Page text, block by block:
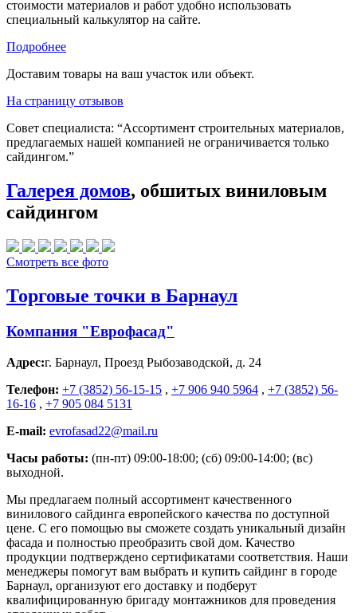
стоимости материалов и работ удобно использовать
специальный калькулятор на сайте.
Подробнее
Доставим товары на ваш участок или объект.
На страницу отзывов
Совет специалиста: “Ассортимент строительных материалов,
предлагаемых нашей компанией не ограничивается только
сайдингом.”
Галерея домов, обшитых виниловым
сайдингом
Смотреть все фото
Торговые точки в Барнаул
Компания "Еврофасад"
Адрес:г. Барнаул, Проезд Рыбозаводской, д. 24
Телефон: +7 (3852) 56-15-15 , +7 906 940 5964 , +7 (3852) 56-
16-16 , +7 905 084 5131
E-mail: evrofasad22@mail.ru
Часы работы: (пн-пт) 09:00-18:00; (сб) 09:00-14:00; (вс)
выходной.
Мы предлагаем полный ассортимент качественного
винилового сайдинга европейского качества по доступной
цене. С его помощью вы сможете создать уникальный дизайн
фасада и полностью преобразить свой дом. Качество
продукции подтверждено сертификатами соответствия. Наши
менеджеры помогут вам выбрать и купить сайдинг в городе
Барнаул, организуют его доставку и подберут
квалифицированную бригаду монтажников для проведения